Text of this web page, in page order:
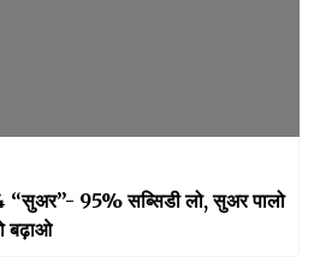
“सुअर”- 95% सब्सिडी लो, सुअर पालो
बढ़ाओ